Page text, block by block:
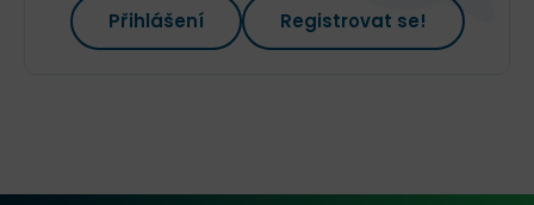
Přihlášení Registrovat se!